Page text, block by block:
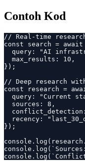
Contoh Kod
// Real-time
const search = await
query: "AI
  max_results: 10,
});
// Deep research
const research =
query: "Current
  sources: 8,
recency:
});